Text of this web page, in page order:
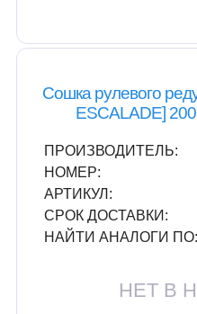
Сошка рулевого
ESCALADE]
ПРОИЗВОДИТЕЛЬ:
НОМЕР:
АРТИКУЛ:
СРОК ДОСТАВКИ:
НАЙТИ АНАЛОГИ ПО:
НЕТ В